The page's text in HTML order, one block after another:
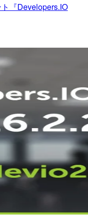
『Developers.IO